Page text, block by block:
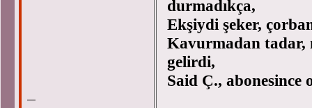
durmadıkça,
Ekşiydi şeker,
Kavurmadan tadar,
gelirdi,
Said Ç.,